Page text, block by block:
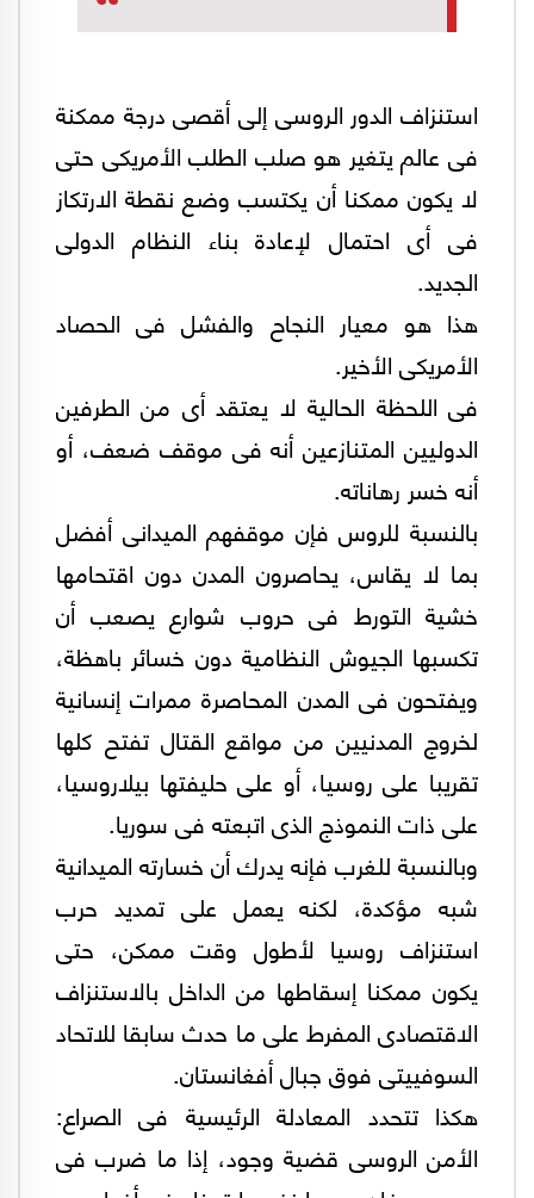
استنزاف الدور الروسى إلى أقصى درجة ممكنة
فى عالم يتغير هو صلب الطلب الأمريكى حتى
لا يكون ممكنا أن يكتسب وضع نقطة الارتكاز
فى أى احتمال لإعادة بناء النظام الدولى
الجديد.
هذا هو معيار النجاح والفشل فى الحصاد
الأمريكى الأخير.
فى اللحظة الحالية لا يعتقد أى من الطرفين
الدوليين المتنازعين أنه فى موقف ضعف، أو
أنه خسر رهاناته.
بالنسبة للروس فإن موقفهم الميدانى أفضل
بما لا يقاس، يحاصرون المدن دون اقتحامها
خشية التورط فى حروب شوارع يصعب أن
تكسبها الجيوش النظامية دون خسائر باهظة،
ويفتحون فى المدن المحاصرة ممرات إنسانية
لخروج المدنيين من مواقع القتال تفتح كلها
تقريبا على روسيا، أو على حليفتها بيلاروسيا،
على ذات النموذج الذى اتبعته فى سوريا.
وبالنسبة للغرب فإنه يدرك أن خسارته الميدانية
شبه مؤكدة، لكنه يعمل على تمديد حرب
استنزاف روسيا لأطول وقت ممكن، حتى
يكون ممكنا إسقاطها من الداخل بالاستنزاف
الاقتصادى المفرط على ما حدث سابقا للاتحاد
السوفييتى فوق جبال أفغانستان.
هكذا تتحدد المعادلة الرئيسية فى الصراع:
الأمن الروسى قضية وجود، إذا ما ضرب فى